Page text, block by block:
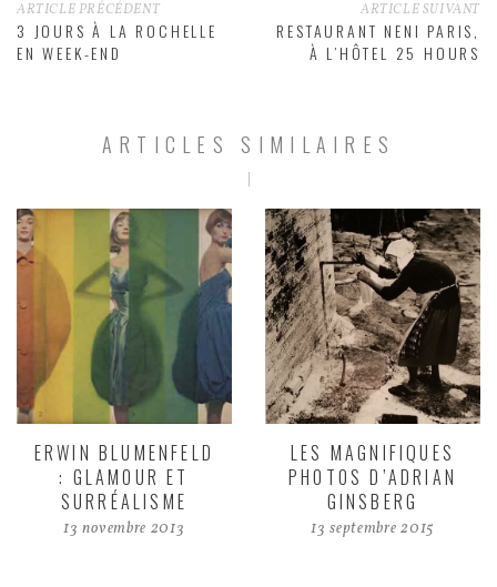
ARTICLE PRÉCÉDENT
3 JOURS À LA ROCHELLE
EN WEEK-END
ARTICLE SUIVANT
RESTAURANT NENI PARIS,
À L’HÔTEL 25 HOURS
ARTICLES SIMILAIRES
ERWIN BLUMENFELD
: GLAMOUR ET
SURRÉALISME
13 novembre 2013
LES MAGNIFIQUES
PHOTOS D’ADRIAN
GINSBERG
13 septembre 2015